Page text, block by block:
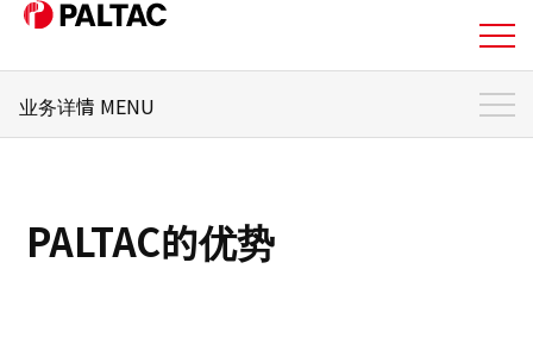
关于我们
业务详情
业务详情 MENU
PALTAC的优势
业务主题
PALTAC的优势